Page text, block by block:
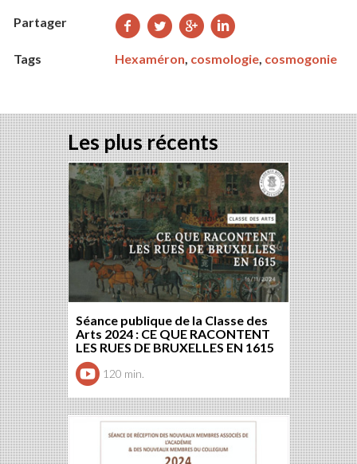
Partager
Partager
sur
Partager
sur
Partager
sursur
Tags Hexaméron, cosmologie, cosmogonie
Les plus récents
Séance publique de la Classe des
Arts 2024 : CE QUE RACONTENT
LES RUES DE BRUXELLES EN 1615
120 min.